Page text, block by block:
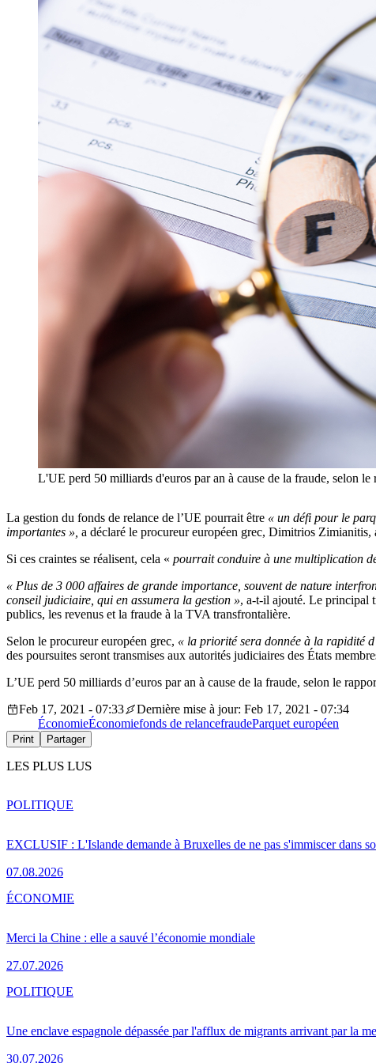
L'UE perd 50 milliards d'euros par an à cause de la fraude, selon
La gestion du fonds de relance de l’UE pourrait être « un défi pour le
importantes », a déclaré le procureur européen grec, Dimitrios Zimianitis,
Si ces craintes se réalisent, cela « pourrait conduire à une multiplication
« Plus de 3 000 affaires de grande importance, souvent de nature
conseil judiciaire, qui en assumera la gestion », a-t-il ajouté. Le principal
publics, les revenus et la fraude à la TVA transfrontalière.
Selon le procureur européen grec, « la priorité sera donnée à la rapidité
des poursuites seront transmises aux autorités judiciaires des États
L’UE perd 50 milliards d’euros par an à cause de la fraude, selon le
Feb 17, 2021 - 07:33
Dernière mise à jour: Feb 17, 2021 - 07:34
ÉconomieÉconomiefonds de relancefraudeParquet européen
Print Partager
LES PLUS LUS
EXCLUSIF : L'Islande demande à Bruxelles de ne pas s'immiscer dans
07.08.2026
POLITIQUE
Merci la Chine : elle a sauvé l’économie mondiale
27.07.2026
ÉCONOMIE
Une enclave espagnole dépassée par l'afflux de migrants arrivant par la
30.07.2026
POLITIQUE